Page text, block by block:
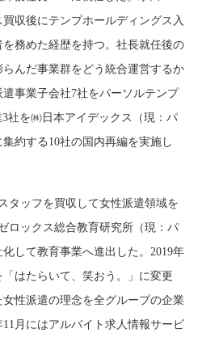
収後にテンプホールディングス入
務めた経歴を持つ。社長就任後の
んだ事業群をどう統合運営するか
遣事業子会社7社をパーソルテンプ
社を㈱日本アイデックス（現：パ
約する10社の国内再編を実施し
タッフを買収して女性派遣領域を
ロックス総合教育研究所（現：パ
して教育事業へ進出した。2019年
はたらいて、笑おう。」に変更
性派遣の理念を全グループの企業
月にはアルバイト求人情報サービ